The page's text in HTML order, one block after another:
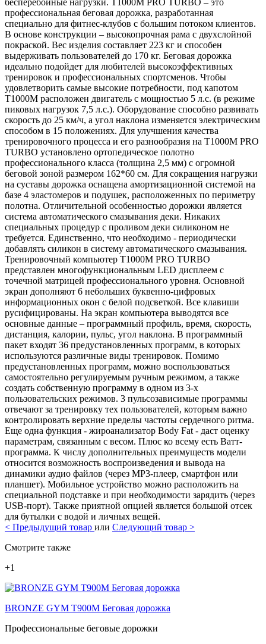
профессиональная беговая дорожка, разработанная
специально для фитнес-клубов с большим потоком клиентов.
В основе конструкции – высокопрочная рама с двухслойной
покраской. Вес изделия составляет 223 кг и способен
выдерживать пользователей до 170 кг. Беговая дорожка
идеально подойдет для любителей высокоэффективных
тренировок и профессиональных спортсменов. Чтобы
удовлетворить самые высокие потребности, под капотом
T1000M расположен двигатель с мощностью 5 л.с. (в режиме
пиковых нагрузок 7,5 л.с.). Оборудование способно развивать
скорость до 25 км/ч, а угол наклона изменяется электрическим
способом в 15 положениях. Для улучшения качества
тренировочного процесса и его разнообразия на T1000M PRO
TURBO установлено ортопедическое полотно
профессионального класса (толщина 2,5 мм) с огромной
беговой зоной размером 162*60 см. Для сокращения нагрузки
на суставы дорожка оснащена амортизационной системой на
базе 4 эластомеров и подушек, расположенных по периметру
полотна. Отличительной особенностью дорожки является
система автоматического смазывания деки. Никаких
специальных процедур с проливом деки силиконом не
требуется. Единственно, что необходимо - периодически
добавлять силикон в систему автоматического смазывания.
Тренировочный компьютер T1000M PRO TURBO
представлен многофункциональным LED дисплеем с
точечной матрицей профессионального уровня. Основной
экран дополняют 6 небольших буквенно-цифровых
информационных окон с белой подсветкой. Все клавиши
русифицированы. На экран компьютера выводятся все
основные данные – программный профиль, время, скорость,
дистанция, калории, пульс, угол наклона. В программный
пакет входят 36 предустановленных программ, в которых
используются различные виды тренировок. Помимо
предустановленных программ, можно воспользоваться
самостоятельно регулируемым ручным режимом, а также
создать собственную программу в одном из 3-х
пользовательских режимов. 3 пульсозависимые программы
отвечают за тренировку тех пользователей, которым важно
контролировать верхние пределы частоты сердечного ритма.
Еще одна функция - жироанализатор Body Fat - даст оценку
параметрам, связанным с весом. Плюс ко всему есть Ватт-
программа. К числу дополнительных преимуществ модели
относится возможность воспроизведения и вывода на
динамики аудио файлов (через MP3-плеер, смартфон или
планшет). Мобильное устройство можно расположить на
специальной подставке и при необходимости зарядить (через
USB-порт). Также приятной опцией является большой отсек
для бутылки с водой и личных вещей.
< Предыдущий товар или Следующий товар >
Смотрите также
+1
BRONZE GYM T900M Беговая дорожка
Профессиональные беговые дорожки